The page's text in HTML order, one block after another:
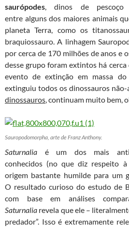
saurópodes, dinos de pescoço
entre alguns dos maiores animais
planeta Terra, como os
braquiossauro. A linhagem
por cerca de 170 milhões de anos e
desse grupo foram extintos há
evento de extinção em massa
extinguiu todos os dinossauros não-
dinossauros, continuam muito bem,
Sauropodomorpha, arte de Franz Anthony.
Saturnalia é um dos mais
conhecidos (no que diz respeito
origem bastante humilde para um
O resultado curioso do estudo de
com base em análises
Saturnalia revela que ele –
predador”. Isso é extremamente